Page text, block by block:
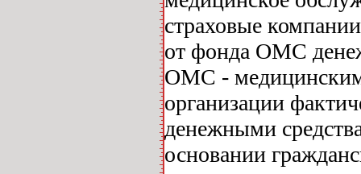
страховые
от фонда ОМС
ОМС - медицинским
организации
денежными
основании